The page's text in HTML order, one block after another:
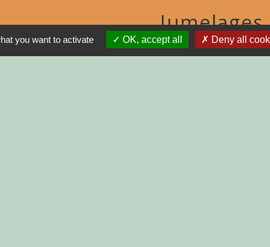
Jumelages
you want to activate OK, accept all Deny all